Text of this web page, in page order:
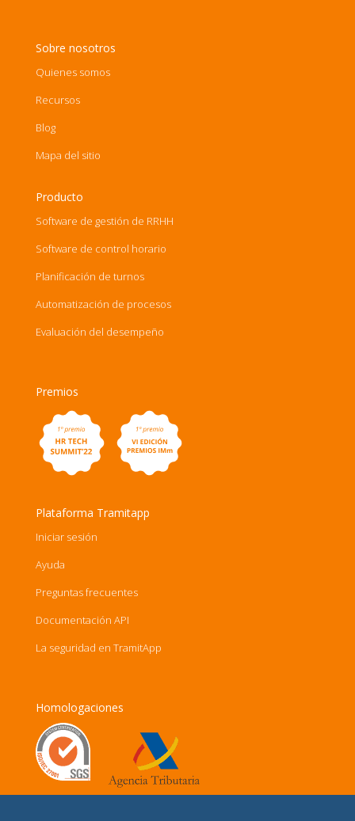
Sobre nosotros
Quienes somos
Recursos
Blog
Mapa del sitio
Producto
Software de gestión de RRHH
Software de control horario
Planificación de turnos
Automatización de procesos
Evaluación del desempeño
Premios
Plataforma Tramitapp
Iniciar sesión
Ayuda
Preguntas frecuentes
Documentación API
La seguridad en TramitApp
Homologaciones